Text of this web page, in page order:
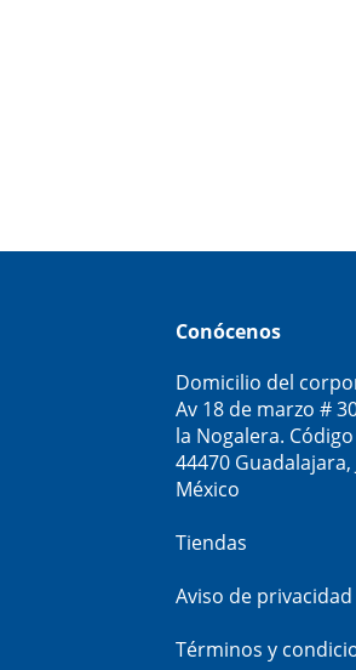
Conócenos
Domicilio del
Av 18 de marzo #
la Nogalera.
44470 Guadalajara,
México
Tiendas
Aviso de privacidad
Términos y